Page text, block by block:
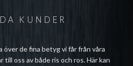
KUNDER
över de fina betyg vi får från våra
till oss av både ris och ros. Här kan